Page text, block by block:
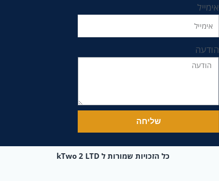
אימייל
הודעה
שליחה
כל הזכויות שמורות ל kTwo 2 LTD